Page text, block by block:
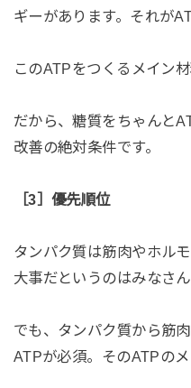
ギーがあります。それが
このATPをつくるメイン
だから、糖質をちゃんと
改善の絶対条件です。
［3］優先順位
タンパク質は筋肉やホル
大事だというのはみなさ
でも、タンパク質から筋
ATPが必須。そのATPの